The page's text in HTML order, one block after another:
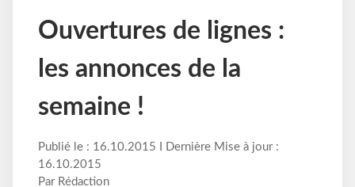
Ouvertures de lignes :
les annonces de la
semaine !
Publié le : 16.10.2015 I Dernière Mise à jour :
16.10.2015
Par Rédaction